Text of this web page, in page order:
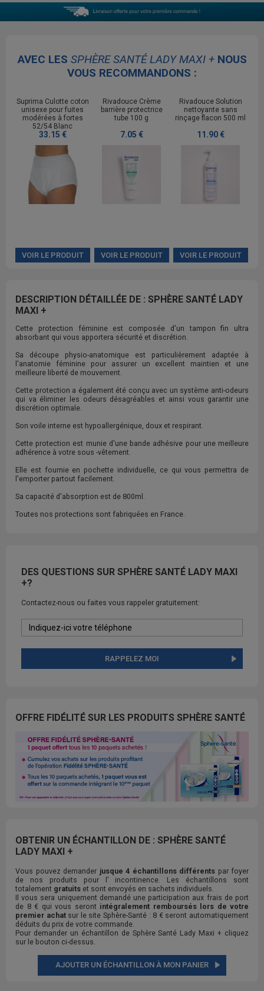
AVEC LES SPHÈRE SANTÉ LADY MAXI +NOUS
VOUS RECOMMANDONS :
Suprima Culotte coton
unisexe pour fuites
modérées à fortes
52/54 Blanc
33.15 €
VOIR LE PRODUIT
Rivadouce Crème
barrière protectrice
tube 100 g
7.05 €
VOIR LE PRODUIT
Rivadouce Solution
nettoyante sans
rinçage flacon 500 ml
11.90 €
VOIR LE PRODUIT
DESCRIPTION DÉTAILLÉE DE : SPHÈRE SANTÉ LADY
MAXI +
Cette protection féminine est composée d'un tampon fin ultra
absorbant qui vous apportera sécurité et discrétion.
Sa découpe physio-anatomique est particulièrement adaptée à
l'anatomie féminine pour assurer un excellent maintien et une
meilleure liberté de mouvement.
Cette protection a également été conçu avec un système anti-odeurs
qui va éliminer les odeurs désagréables et ainsi vous garantir une
discrétion optimale.
Son voile interne est hypoallergénique, doux et respirant.
Cette protection est munie d'une bande adhésive pour une meilleure
adhérence à votre sous -vêtement.
Elle est fournie en pochette individuelle, ce qui vous permettra de
l'emporter partout facilement.
Sa capacité d'absorption est de 800ml.
Toutes nos protections sont fabriquées en France.
DES QUESTIONS SUR SPHÈRE SANTÉ LADY MAXI
+?
Contactez-nous ou faites vous rappeler gratuitement:
RAPPELEZ MOI
OFFRE FIDÉLITÉ SUR LES PRODUITS SPHÈRE SANTÉ
OBTENIR UN ÉCHANTILLON DE : SPHÈRE SANTÉ
LADY MAXI +
Vous pouvez demander jusque 4 échantillons différents par foyer
de nos produits pour l' incontinence. Les échantillons sont
totalement gratuits et sont envoyés en sachets individuels.
Il vous sera uniquement demandé une participation aux frais de port
de 8 € qui vous seront intégralement remboursés lors de votre
premier achatsur le site Sphère-Santé : 8 € seront automatiquement
déduits du prix de votre commande.
Pour demander un échantillon de Sphère Santé Lady Maxi + cliquez
sur le bouton ci-dessus.
AJOUTER UN ÉCHANTILLON À MON PANIER